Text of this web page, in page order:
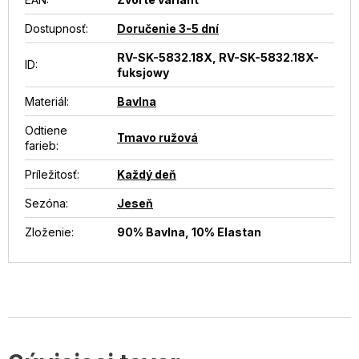
Dostupnosť: Doručenie 3-5 dní
ID:
RV-SK-5832.18X, RV-SK-5832.18X-
fuksjowy
Materiál: Bavlna
Odtiene
farieb:
Tmavo ružová
Príležitosť: Každý deň
Sezóna: Jeseň
Zloženie: 90% Bavlna, 10% Elastan